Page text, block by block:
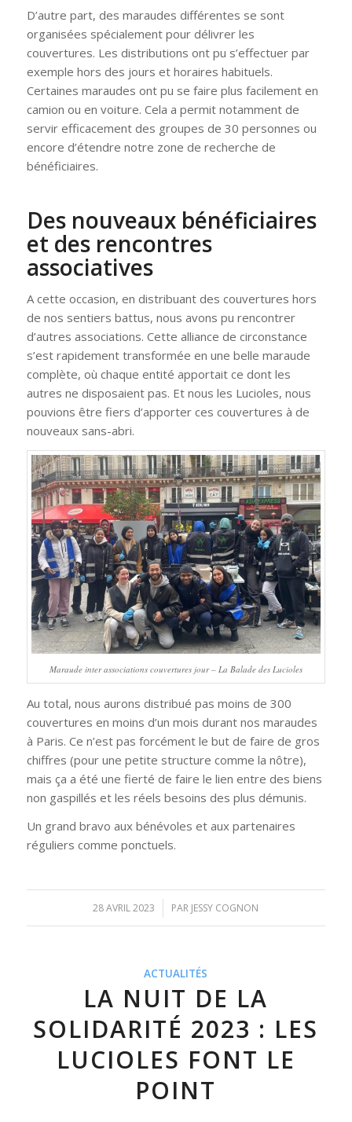
D’autre part, des maraudes différentes se sont
organisées spécialement pour délivrer les
couvertures. Les distributions ont pu s’effectuer par
exemple hors des jours et horaires habituels.
Certaines maraudes ont pu se faire plus facilement en
camion ou en voiture. Cela a permit notamment de
servir efficacement des groupes de 30 personnes ou
encore d’étendre notre zone de recherche de
bénéficiaires.
Des nouveaux bénéficiaires
et des rencontres
associatives
A cette occasion, en distribuant des couvertures hors
de nos sentiers battus, nous avons pu rencontrer
d’autres associations. Cette alliance de circonstance
s’est rapidement transformée en une belle maraude
complète, où chaque entité apportait ce dont les
autres ne disposaient pas. Et nous les Lucioles, nous
pouvions être fiers d’apporter ces couvertures à de
nouveaux sans-abri.
Maraude inter associations couvertures jour – La Balade des Lucioles
Au total, nous aurons distribué pas moins de 300
couvertures en moins d’un mois durant nos maraudes
à Paris. Ce n’est pas forcément le but de faire de gros
chiffres (pour une petite structure comme la nôtre),
mais ça a été une fierté de faire le lien entre des biens
non gaspillés et les réels besoins des plus démunis.
Un grand bravo aux bénévoles et aux partenaires
réguliers comme ponctuels.
28 AVRIL 2023
/ PAR JESSY COGNON
ACTUALITÉS
LA NUIT DE LA
SOLIDARITÉ 2023 : LES
LUCIOLES FONT LE
POINT